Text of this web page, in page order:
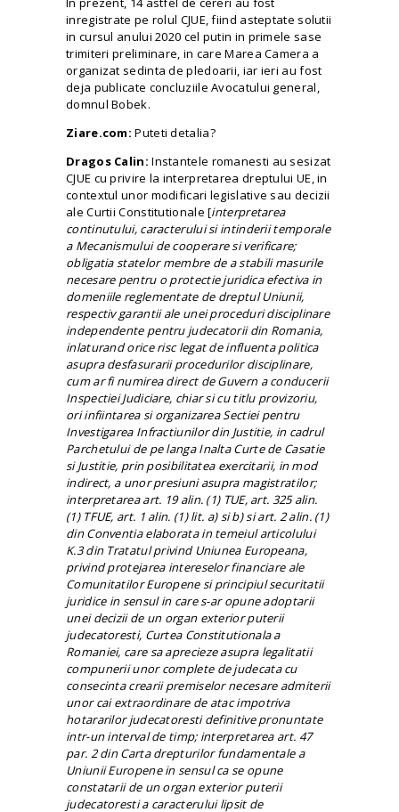
inregistrate pe rolul CJUE, fiind asteptate solutii
in cursul anului 2020 cel putin in primele sase
trimiteri preliminare, in care Marea Camera a
organizat sedinta de pledoarii, iar ieri au fost
deja publicate concluziile Avocatului general,
domnul Bobek.
Ziare.com: Puteti detalia?
Dragos Calin: Instantele romanesti au sesizat
CJUE cu privire la interpretarea dreptului UE, in
contextul unor modificari legislative sau decizii
ale Curtii Constitutionale [interpretarea
continutului, caracterului si intinderii temporale
a Mecanismului de cooperare si verificare;
obligatia statelor membre de a stabili masurile
necesare pentru o protectie juridica efectiva in
domeniile reglementate de dreptul Uniunii,
respectiv garantii ale unei proceduri disciplinare
independente pentru judecatorii din Romania,
inlaturand orice risc legat de influenta politica
asupra desfasurarii procedurilor disciplinare,
cum ar fi numirea direct de Guvern a conducerii
Inspectiei Judiciare, chiar si cu titlu provizoriu,
ori infiintarea si organizarea Sectiei pentru
Investigarea Infractiunilor din Justitie, in cadrul
Parchetului de pe langa Inalta Curte de Casatie
si Justitie, prin posibilitatea exercitarii, in mod
indirect, a unor presiuni asupra magistratilor;
interpretarea art. 19 alin. (1) TUE, art. 325 alin.
(1) TFUE, art. 1 alin. (1) lit. a) si b) si art. 2 alin. (1)
din Conventia elaborata in temeiul articolului
K.3 din Tratatul privind Uniunea Europeana,
privind protejarea intereselor financiare ale
Comunitatilor Europene si principiul securitatii
juridice in sensul in care s-ar opune adoptarii
unei decizii de un organ exterior puterii
judecatoresti, Curtea Constitutionala a
Romaniei, care sa aprecieze asupra legalitatii
compunerii unor complete de judecata cu
consecinta crearii premiselor necesare admiterii
unor cai extraordinare de atacimpotriva
hotararilor judecatoresti definitive pronuntate
intr-un interval de timp; interpretarea art. 47
par. 2 din Carta drepturilor fundamentale a
Uniunii Europene in sensul ca se opune
constatarii de un organ exterior puterii
judecatoresti a caracterului lipsit de